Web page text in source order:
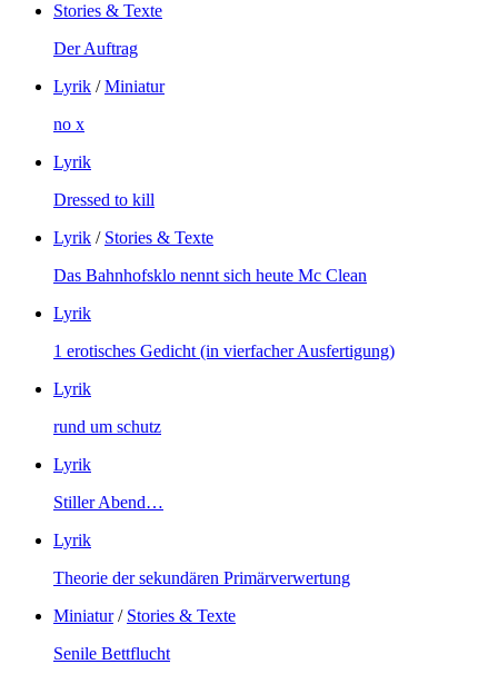
Stories & Texte
Der Auftrag
Lyrik /Miniatur
no x
Lyrik
Dressed to kill
Lyrik / Stories & Texte
Das Bahnhofsklo nennt sich heute Mc Clean
Lyrik
1 erotisches Gedicht (in vierfacher Ausfertigung)
Lyrik
rund um schutz
Lyrik
Stiller Abend…
Lyrik
Theorie der sekundären Primärverwertung
Miniatur/ Stories & Texte
Senile Bettflucht